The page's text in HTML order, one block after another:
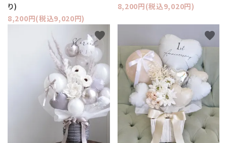
り)
8,200円(税込9,020円)
8,200円(税込9,020円)
favorite favorite